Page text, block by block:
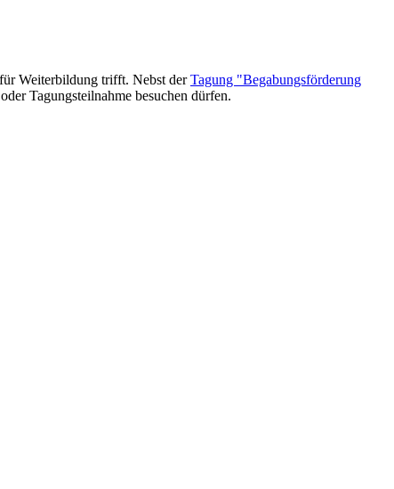
Weiterbildung trifft. Nebst derTagung "Begabungsförderung
Tagungsteilnahme besuchen dürfen.